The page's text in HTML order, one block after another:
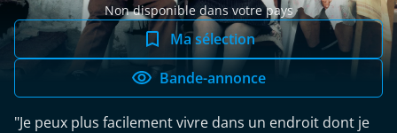
Non disponible dans votre pays
Ma sélection
Bande-annonce
"Je peux plus facilement vivre dans un endroit dont je